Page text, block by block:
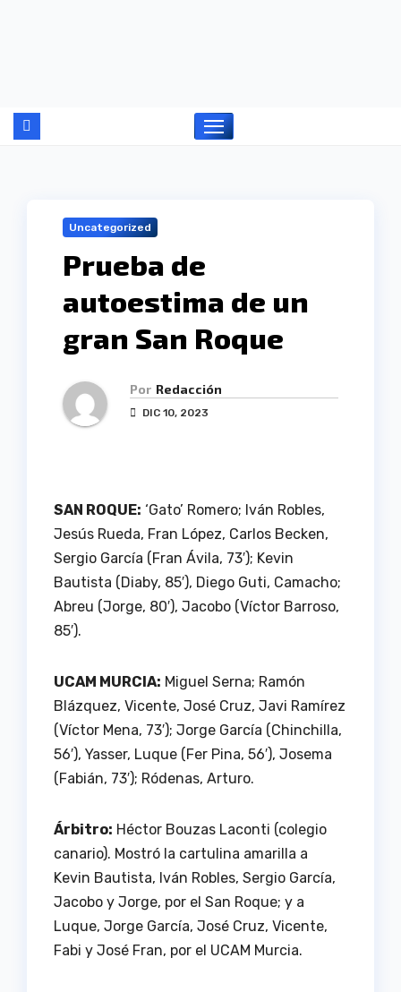
Uncategorized
Prueba de
autoestima de un
gran San Roque
Por Redacción
DIC 10, 2023
SAN ROQUE: ‘Gato’ Romero; Iván Robles,
Jesús Rueda, Fran López, Carlos Becken,
Sergio García (Fran Ávila, 73′); Kevin
Bautista (Diaby, 85′), Diego Guti, Camacho;
Abreu (Jorge, 80′), Jacobo (Víctor Barroso,
85′).
UCAM MURCIA: Miguel Serna; Ramón
Blázquez, Vicente, José Cruz, Javi Ramírez
(Víctor Mena, 73′); Jorge García (Chinchilla,
56′), Yasser, Luque (Fer Pina, 56′), Josema
(Fabián, 73′); Ródenas, Arturo.
Árbitro: Héctor Bouzas Laconti (colegio
canario). Mostró la cartulina amarilla a
Kevin Bautista, Iván Robles, Sergio García,
Jacobo y Jorge, por el San Roque; y a
Luque, Jorge García, José Cruz, Vicente,
Fabi y José Fran, por el UCAM Murcia.